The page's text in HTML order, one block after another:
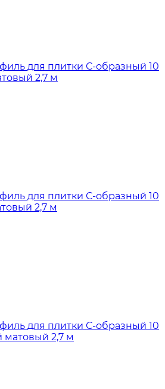
для плитки С-образный 10
2,7 м
для плитки С-образный 10
2,7 м
для плитки С-образный 10
матовый 2,7 м